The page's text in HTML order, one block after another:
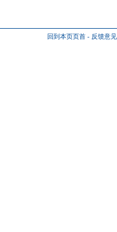
回到本页页首 - 反馈意见